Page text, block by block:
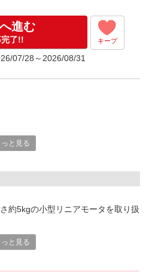
進む
了!! キープ
07/28～2026/08/31
合わせだけも大歓迎☆彡
す（・ω・）ノ
っと見る
約5kgの小型リニアモータを取り扱
品を磨き上げるなどの仕上げ作
っと見る